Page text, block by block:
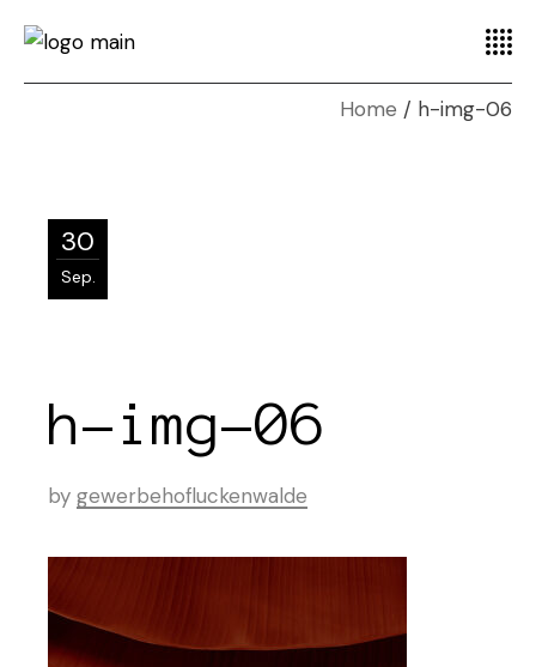
Home h-img-06
30
Sep.
h-img-06
by gewerbehofluckenwalde